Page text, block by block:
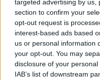
targeted advertising by us,
section to confirm your
opt-out request is
interest-based ads based
us or personal information
your opt-out. You may
disclosure of your
IAB’s list of downstream
de Manuel Casa Branca,...
7 Agosto, 2026 - 15:00